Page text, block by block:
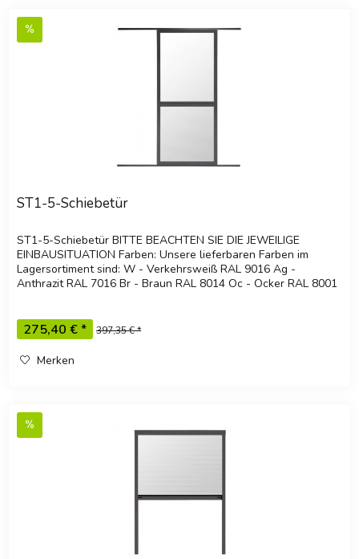
ST1-5-Schiebetür
ST1-5-Schiebetür BITTE BEACHTEN SIE DIE JEWEILIGE
EINBAUSITUATION Farben: Unsere lieferbaren Farben im
Lagersortiment sind: W - Verkehrsweiß RAL 9016 Ag -
Anthrazit RAL 7016 Br - Braun RAL 8014 Oc - Ocker RAL 8001
275,40 € * 397,35 € *
Merken